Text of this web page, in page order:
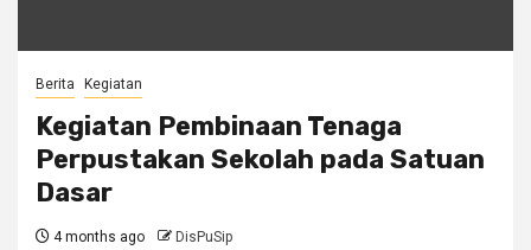
Berita Kegiatan
Kegiatan Pembinaan Tenaga
Perpustakan Sekolah pada Satuan
Dasar
4 months ago DisPuSip